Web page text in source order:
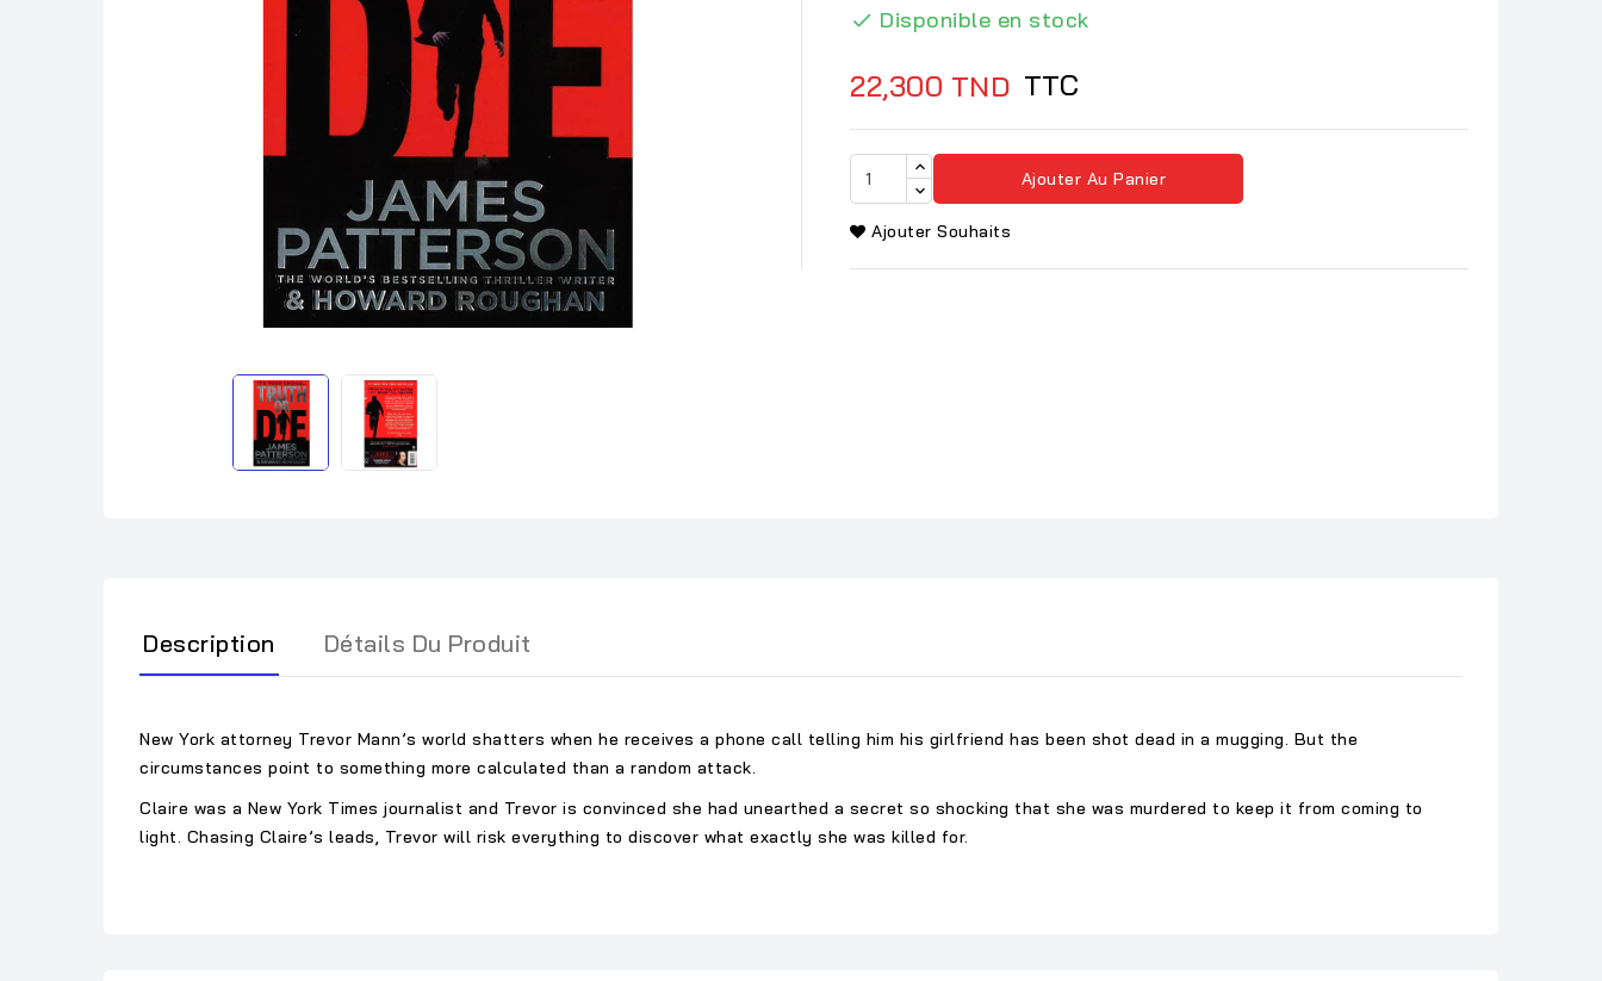
 Disponible en stock
22,300 TND TTC
Ajouter Au Panier
Ajouter Souhaits
Description Détails Du Produit
New York attorney Trevor Mann’s world shatters when he receives a phone call telling him his girlfriend has been shot dead in a mugging. But the
circumstances point to something more calculated than a random attack.
Claire was a New York Times journalist and Trevor is convinced she had unearthed a secret so shocking that she was murdered to keep it from coming to
light. Chasing Claire’s leads, Trevor will risk everything to discover what exactly she was killed for.